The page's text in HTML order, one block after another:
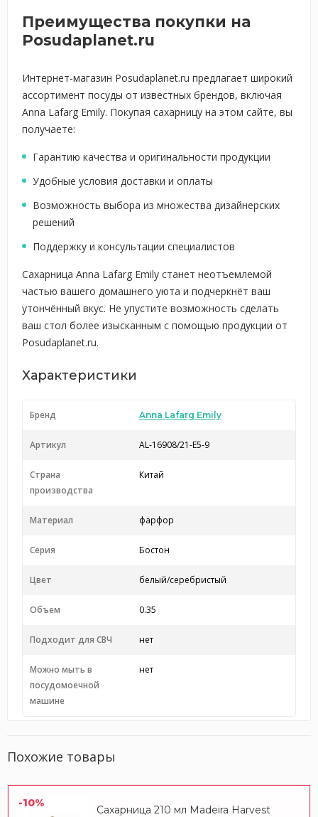
Преимущества покупки на
Posudaplanet.ru
Интернет-магазин Posudaplanet.ru предлагает широкий
ассортимент посуды от известных брендов, включая
Anna Lafarg Emily. Покупая сахарницу на этом сайте, вы
получаете:
Гарантию качества и оригинальности продукции
Удобные условия доставки и оплаты
Возможность выбора из множества дизайнерских
решений
Поддержку и консультации специалистов
Сахарница Anna Lafarg Emily станет неотъемлемой
частью вашего домашнего уюта и подчеркнёт ваш
утончённый вкус. Не упустите возможность сделать
ваш стол более изысканным с помощью продукции от
Posudaplanet.ru.
Характеристики
Бренд Anna Lafarg Emily
Артикул AL-16908/21-E5-9
Страна
производства
Китай
Материал фарфор
Серия Бостон
Цвет белый/серебристый
Объем 0.35
Подходит для СВЧ нет
Можно мыть в
посудомоечной
машине
нет
Похожие товары
-10%
Сахарница 210 мл Madeira Harvest